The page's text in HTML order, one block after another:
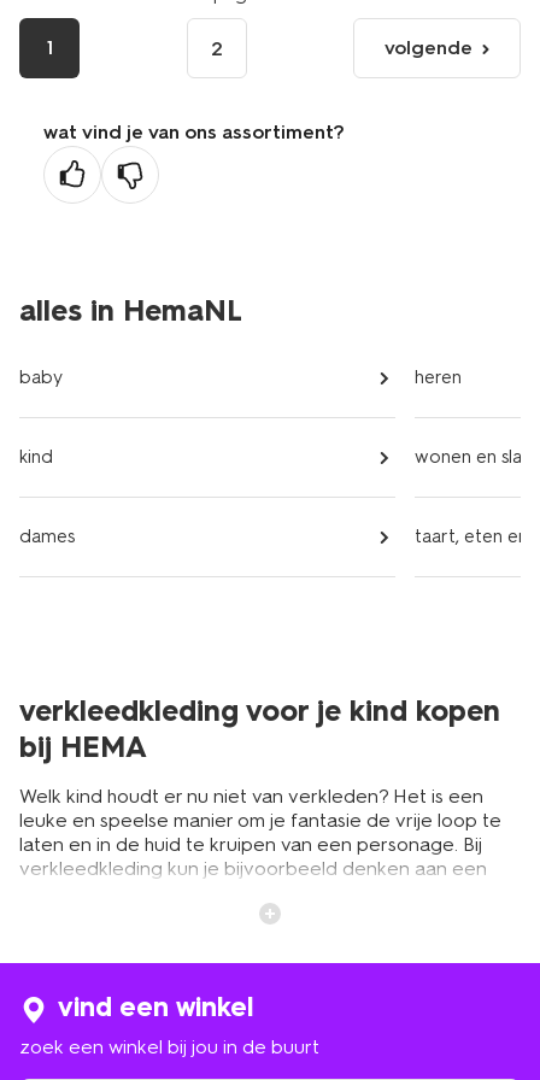
1 2
volgende
pagina
volgende
wat vind je van ons assortiment?
alles in HemaNL
baby
kind
dames
heren
wonen en
taart, eten en
verkleedkleding voor je kind kopen
bij HEMA
Welk kind houdt er nu niet van verkleden? Het is een
leuke en speelse manier om je fantasie de vrije loop te
laten en in de huid te kruipen van een personage. Bij
verkleedkleding kun je bijvoorbeeld denken aan een
om de look compleet te maken met make-up. Breng
ijsprinsessen look. Bekijk ons ruime assortiment aan
dromen. Berg na een verkleedpartij de kleding weer
netjes op in opbergers voor de kinderkamer
kamer er na het spelen weer keurig uit.
vind een winkel
zoek een winkel bij jou in de buurt